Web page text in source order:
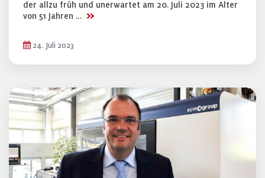
der allzu früh und unerwartet am 20. Juli 2023 im Alter
von 51 Jahren … >>
24. Juli 2023